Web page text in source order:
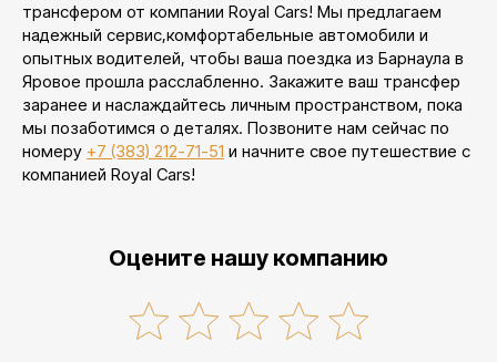
трансфером от компании Royal Cars! Мы предлагаем
надежный сервис,комфортабельные автомобили и
опытных водителей, чтобы ваша поездка из Барнаула в
Яровое прошла расслабленно. Закажите ваш трансфер
заранее и наслаждайтесь личным пространством, пока
мы позаботимся о деталях. Позвоните нам сейчас по
номеру +7 (383) 212-71-51 и начните свое путешествие с
компанией Royal Cars!
Оцените нашу компанию